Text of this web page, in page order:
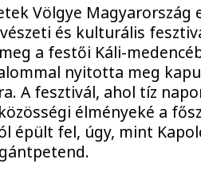
Völgye Magyarország
és kulturális
a festői Káli-
nyitotta meg
A fesztivál, ahol tíz
élményeké a
épült fel, úgy, mint